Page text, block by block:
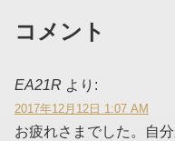
コメント
EA21R より:
2017年12月12日 1:07 AM
お疲れさまでした。自